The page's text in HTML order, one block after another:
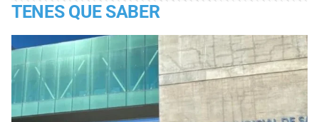
TENES QUE SABER